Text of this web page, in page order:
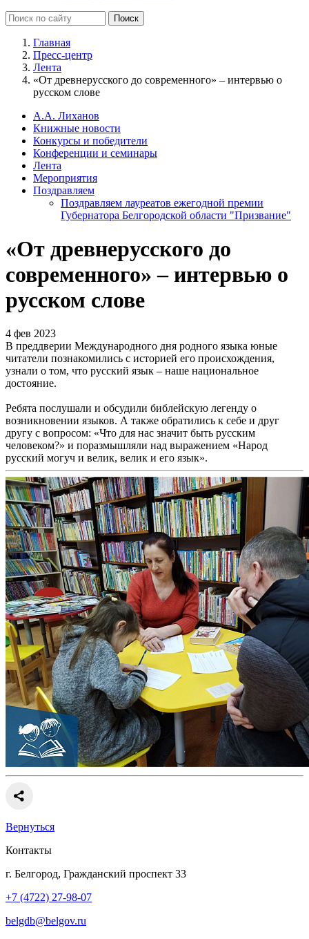
Главная
Пресс-центр
Лента
«От древнерусского до современного» – интервью о
русском слове
А.А. Лиханов
Книжные новости
Конкурсы и победители
Конференции и семинары
Лента
Мероприятия
Поздравляем
Поздравляем лауреатов ежегодной премии
Губернатора Белгородской области "Призвание"
«От древнерусского до
современного» – интервью о
русском слове
4 фев 2023
В преддверии Международного дня родного языка юные
читатели познакомились с историей его происхождения,
узнали о том, что русский язык – наше национальное
достояние.
Ребята послушали и обсудили библейскую легенду о
возникновении языков. А также обратились к себе и друг
другу с вопросом: «Что для нас значит быть русским
человеком?» и поразмышляли над выражением «Народ
русский могуч и велик, велик и его язык».
Вернуться
Контакты
г. Белгород, Гражданский проспект 33
+7 (4722) 27-98-07
belgdb@belgov.ru